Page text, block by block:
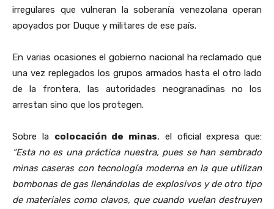
irregulares que vulneran la soberanía venezolana operan
apoyados por Duque y militares de ese país.
En varias ocasiones el gobierno nacional ha reclamado que
una vez replegados los grupos armados hasta el otro lado
de la frontera, las autoridades neogranadinas no los
arrestan sino que los protegen.
Sobre la colocación de minas, el oficial expresa que:
“Esta no es una práctica nuestra, pues se han sembrado
minas caseras con tecnología moderna en la que utilizan
bombonas de gas llenándolas de explosivos y de otro tipo
de materiales como clavos, que cuando vuelan destruyen